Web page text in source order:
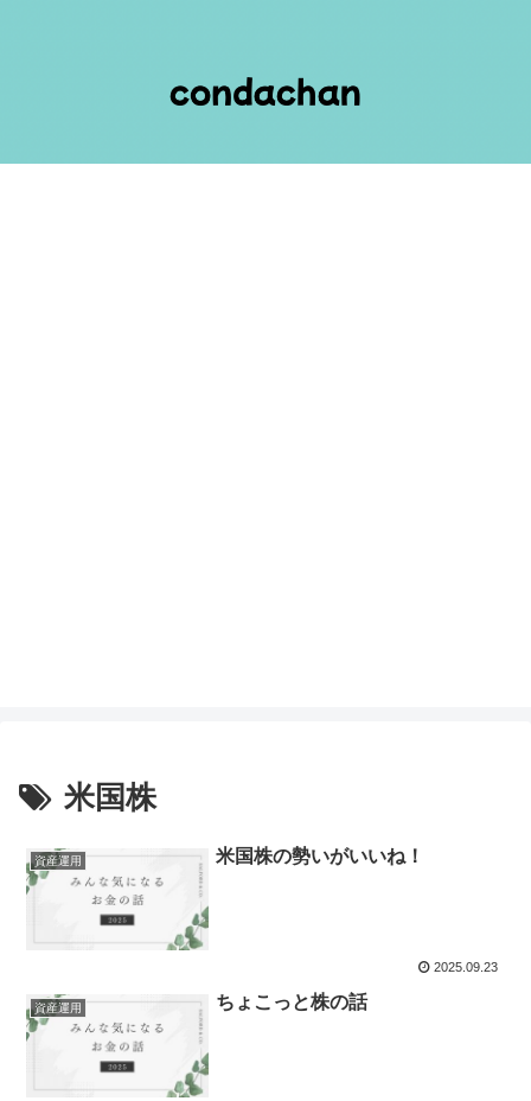
米国株
資産運用 米国株の勢いがいいね！
2025.09.23
資産運用 ちょこっと株の話